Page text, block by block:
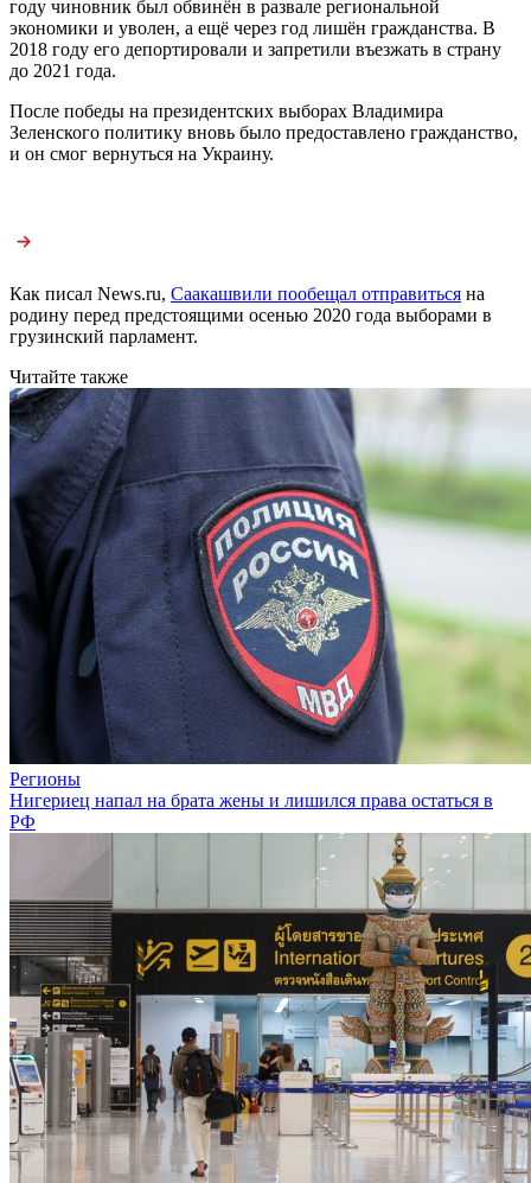
году чиновник был обвинён в развале региональной
экономики и уволен, а ещё через год лишён гражданства. В
2018 году его депортировали и запретили въезжать в страну
до 2021 года.
После победы на президентских выборах Владимира
Зеленского политику вновь было предоставлено гражданство,
и он смог вернуться на Украину.
Как писал News.ru, Саакашвили пообещал отправиться на
родину перед предстоящими осенью 2020 года выборами в
грузинский парламент.
Читайте также
Регионы
Нигериец напал на брата жены и лишился права остаться в
РФ